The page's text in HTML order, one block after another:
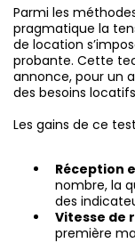
Parmi les
pragmatique la
de location
probante. Cette
annonce, pour un
des besoins
Les gains de ce
Réception
nombre, la
des
Vitesse de
première